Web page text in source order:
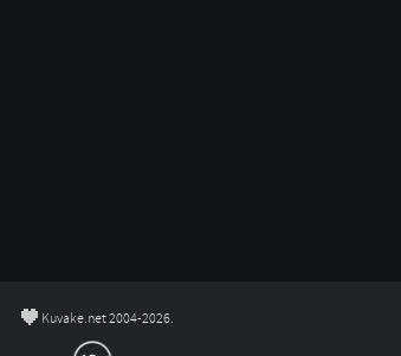
© Kuvake.net 2004-2026.